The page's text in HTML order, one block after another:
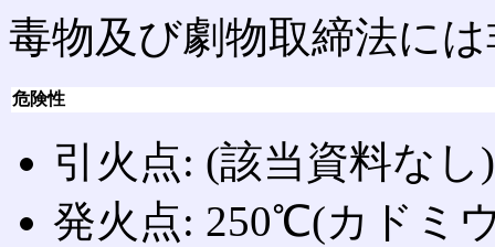
毒物及び劇物取締法に
危険性
引火点: (該当資料なし)
発火点: 250℃(カドミ